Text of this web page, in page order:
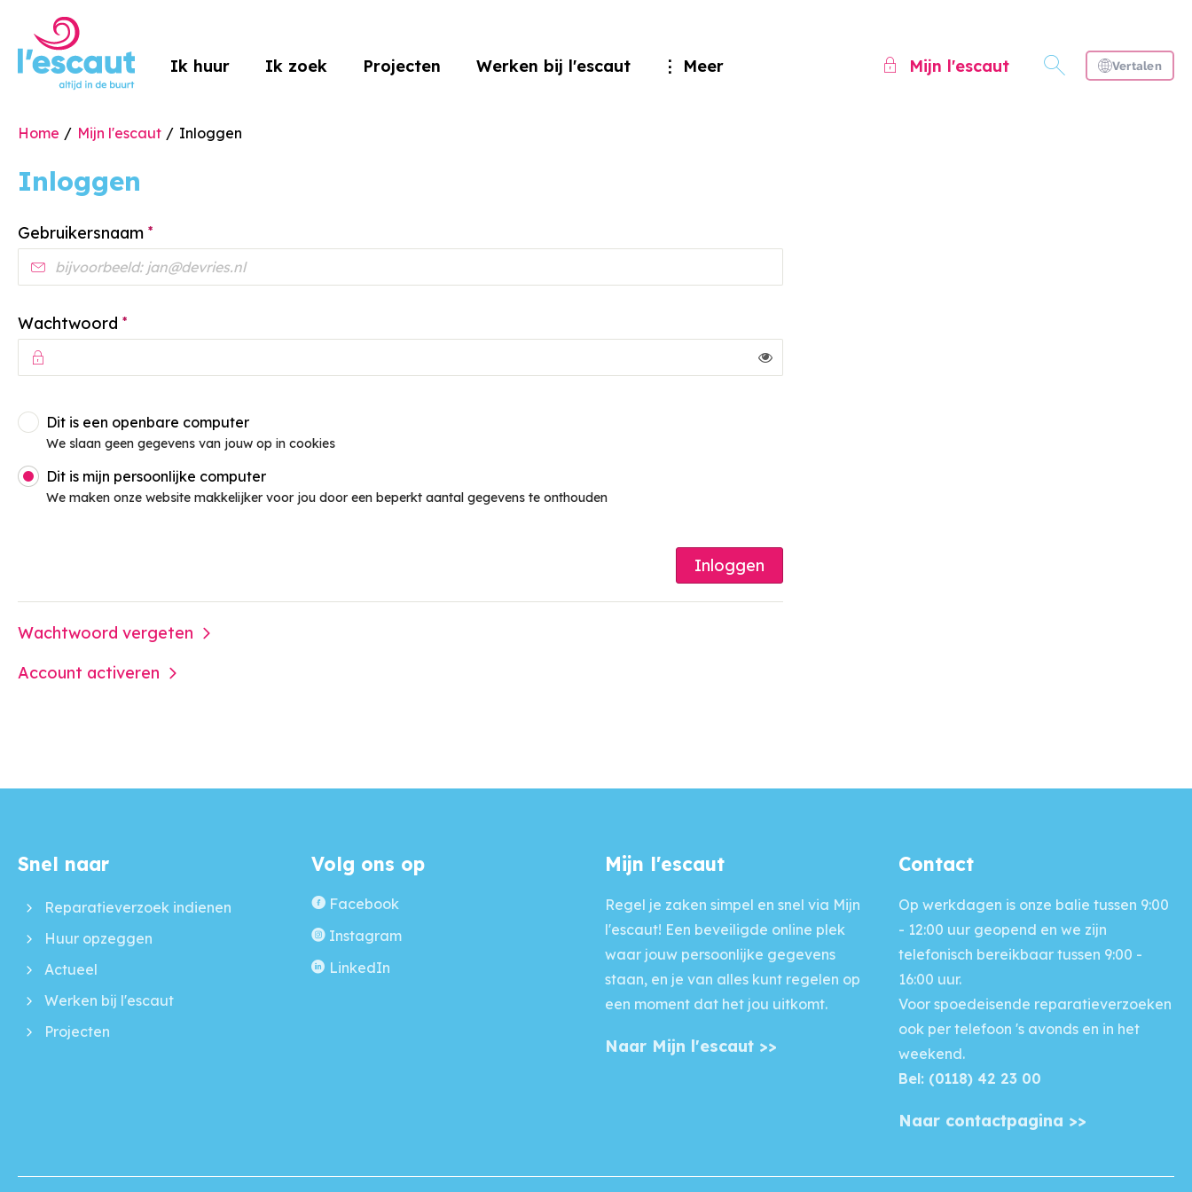
Naar hoofdinhoud
Naar hoofdnavigatiemenu
Naar zoeken
Naar de homepage
Ik huur Ik zoek Projecten Werken bij l'escaut Meer Mijn l'escaut Vertalen
Home Mijn l'escaut Inloggen
Inloggen
Gebruikersnaam *
Wachtwoord *
InloggenDit is een openbare computer
We slaan geen gegevens van jouw op in cookies
Dit is mijn persoonlijke computer
We maken onze website makkelijker voor jou door een beperkt aantal gegevens te onthouden
Inloggen
Wachtwoord vergeten
Account activeren
Contactinformatie
Snel naar
Reparatieverzoek indienen
Huur opzeggen
Actueel
Werken bij l'escaut
Projecten
Volg ons op
Facebook
Instagram
LinkedIn
Mijn l'escaut
Regel je zaken simpel en snel via Mijn
l'escaut! Een beveiligde online plek
waar jouw persoonlijke gegevens
staan, en je van alles kunt regelen op
een moment dat het jou uitkomt.
Naar Mijn l'escaut >>
Contact
Op werkdagen is onze balie tussen 9:00
- 12:00 uur geopend en we zijn
telefonisch bereikbaar tussen 9:00 -
16:00 uur.
Voor spoedeisende reparatieverzoeken
ook per telefoon 's avonds en in het
weekend.
Bel: (0118) 42 23 00
Naar contactpagina >>